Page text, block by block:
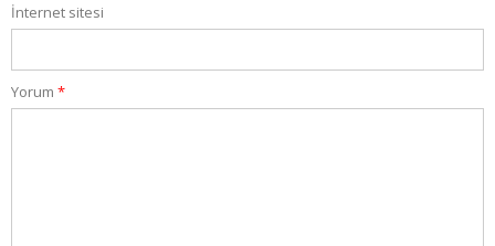
İnternet sitesi
Yorum *